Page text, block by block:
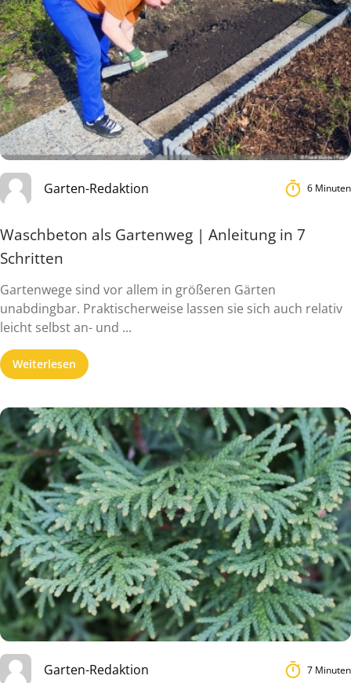
Garten-Redaktion 6 Minuten
Waschbeton als Gartenweg | Anleitung in 7
Schritten
Gartenwege sind vor allem in größeren Gärten
unabdingbar. Praktischerweise lassen sie sich auch relativ
leicht selbst an- und ...
Weiterlesen
Garten-Redaktion 7 Minuten